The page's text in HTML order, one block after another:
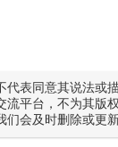
代表同意其说法
流平台，不为其版
会及时删除或更